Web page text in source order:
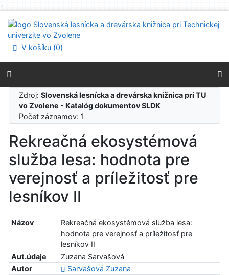
-
Prejsť na menu
Prehlásenie o webovej prístupnosti
V košíku (0)
Zdroj:Slovenská lesnícka a drevárska knižnica pri TU
vo Zvolene - Katalóg dokumentov SLDK
Počet záznamov: 1
Rekreačná ekosystémová
služba lesa: hodnota pre
verejnosť a príležitosť pre
lesníkov II
Názov
Rekreačná ekosystémová služba lesa:
hodnota pre verejnosť a príležitosť pre
lesníkov II
Aut.údaje
Zuzana Sarvašová
Autor
Sarvašová Zuzana